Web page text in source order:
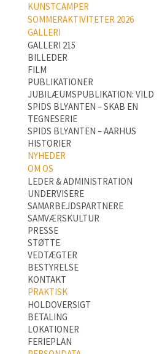
KUNSTCAMPER
SOMMERAKTIVITETER 2026
GALLERI
GALLERI 215
BILLEDER
FILM
PUBLIKATIONER
JUBILÆUMSPUBLIKATION: VILD
SPIDS BLYANTEN – SKAB EN
TEGNESERIE
SPIDS BLYANTEN – AARHUS
HISTORIER
NYHEDER
OM OS
LEDER & ADMINISTRATION
UNDERVISERE
SAMARBEJDSPARTNERE
SAMVÆRSKULTUR
PRESSE
STØTTE
VEDTÆGTER
BESTYRELSE
KONTAKT
PRAKTISK
HOLDOVERSIGT
BETALING
LOKATIONER
FERIEPLAN